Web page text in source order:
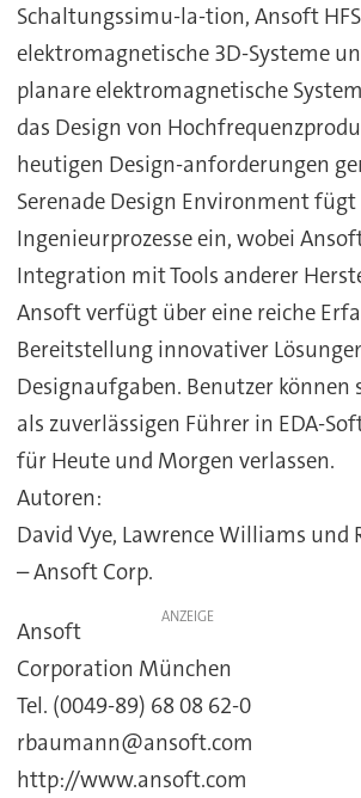
Schaltungssimu-la-tion, Ansoft
elektromagnetische 3D-Systeme
planare elektromagnetische
das Design von
heutigen Design-anforderungen
Serenade Design Environment fügt
Ingenieurprozesse ein, wobei
Integration mit Tools anderer
Ansoft verfügt über eine reiche
Bereitstellung innovativer
Designaufgaben. Benutzer können
als zuverlässigen Führer in EDA-
für Heute und Morgen verlassen.
Autoren:
David Vye, Lawrence Williams und
– Ansoft Corp.
ANZEIGE
Ansoft
Corporation München
Tel. (0049-89) 68 08 62-0
rbaumann@ansoft.com
http://www.ansoft.com